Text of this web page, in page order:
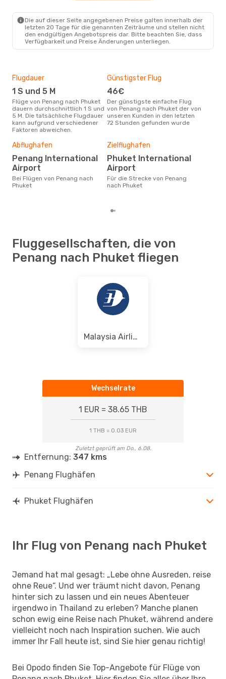
Die auf dieser Seite angegebenen Preise galten innerhalb der
letzten 20 Tage für die genannten Zeiträume und stellen nicht
den endgültigen Angebotspreis dar. Bitte beachten Sie, dass
Verfügbarkeit und Preise Änderungen unterliegen.
Flugdauer
1 S und 5 M
Flüge von Penang nach Phuket
dauern durchschnittlich 1 S und
5 M. Die tatsächliche Flugdauer
kann aufgrund verschiedener
Faktoren abweichen.
Günstigster Flug
46€
Der günstigste einfache Flug
von Penang nach Phuket der von
unseren Kunden in den letzten
72 Stunden gefunden wurde
Abflughafen
Penang International
Airport
Bei Flügen von Penang nach
Phuket
Zielflughafen
Phuket International
Airport
Für die Strecke von Penang
nach Phuket
Fluggesellschaften, die von
Penang nach Phuket fliegen
Malaysia Airlines
Wechselrate
1 EUR = 38.65 THB
1 THB = 0.03 EUR
Zuletzt geprüft am Do., 6.08.
Entfernung: 347 kms
Penang Flughäfen
Phuket Flughäfen
Ihr Flug von Penang nach Phuket
Jemand hat mal gesagt: „Lebe ohne Ausreden, reise
ohne Reue“. Und wer träumt nicht davon, Penang
hinter sich zu lassen und ein neues Abenteuer
irgendwo in Thailand zu erleben? Manche planen
schon ewig eine Reise nach Phuket, während andere
vielleicht noch nach Inspiration suchen. Wie auch
immer Ihr Fall heute ist, sind Sie hier genau richtig!
Bei Opodo finden Sie Top-Angebote für Flüge von